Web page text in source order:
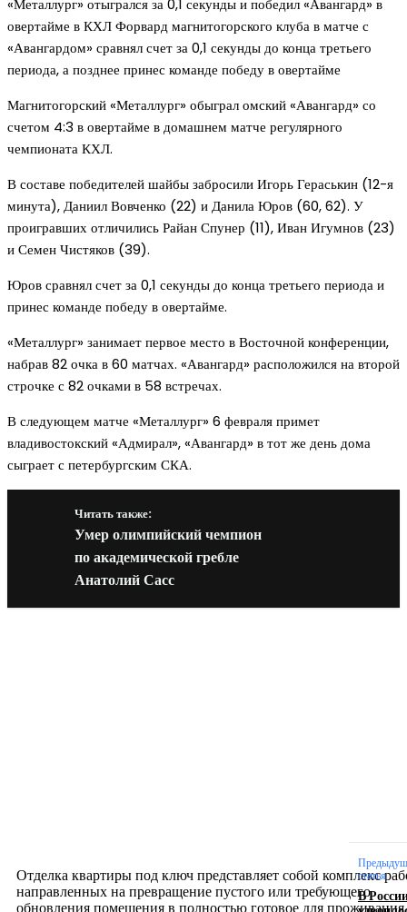
«Металлург» отыгрался за 0,1 секунды и победил «Авангард» в
овертайме в КХЛ Форвард магнитогорского клуба в матче с
«Авангардом» сравнял счет за 0,1 секунды до конца третьего
периода, а позднее принес команде победу в овертайме
Магнитогорский «Металлург» обыграл омский «Авангард» со
счетом 4:3 в овертайме в домашнем матче регулярного
чемпионата КХЛ.
В составе победителей шайбы забросили Игорь Гераськин (12-я
минута), Даниил Вовченко (22) и Данила Юров (60, 62). У
проигравших отличились Райан Спунер (11), Иван Игумнов (23)
и Семен Чистяков (39).
Юров сравнял счет за 0,1 секунды до конца третьего периода и
принес команде победу в овертайме.
«Металлург» занимает первое место в Восточной конференции,
набрав 82 очка в 60 матчах. «Авангард» расположился на второй
строчке с 82 очками в 58 встречах.
В следующем матче «Металлург» 6 февраля примет
владивостокский «Адмирал», «Авангард» в тот же день дома
сыграет с петербургским СКА.
Читать также:
Умер олимпийский чемпион
по академической гребле
Анатолий Сасс
Отделка квартиры под ключ представляет собой комплекс
направленных на превращение пустого или требующего
обновления помещения в полностью готовое для проживания
статья
В